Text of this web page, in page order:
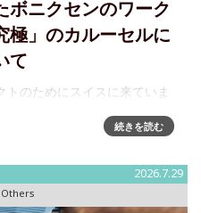
ボニクセンのワーク
極」のカルーセルに
て
のためにスイスに来ていま
トしたいと思います。関口氏
関
続きを読む
2026.7.29
Others